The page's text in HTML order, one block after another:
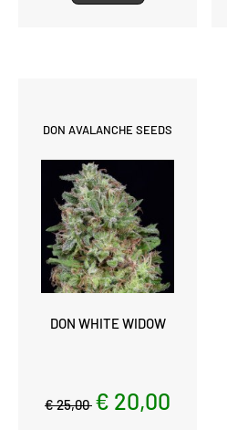
DON AVALANCHE SEEDS
DON WHITE WIDOW
€ 25,00 € 20,00